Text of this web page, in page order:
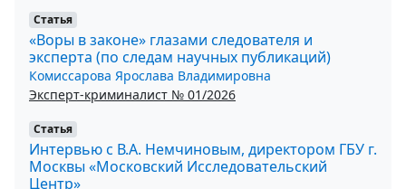
Статья
«Воры в законе» глазами следователя и
эксперта (по следам научных публикаций)
Комиссарова Ярослава Владимировна
Эксперт-криминалист № 01/2026
Статья
Интервью с В.А. Немчиновым, директором ГБУ г.
Москвы «Московский Исследовательский
Центр»